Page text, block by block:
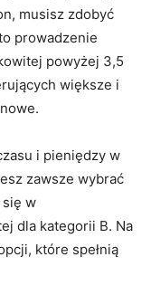
musisz zdobyć
prowadzenie
powyżej 3,5
większe i⁤
i‌ pieniędzy w
zawsze ⁢wybrać
​w
dla kategorii B. Na
które spełnią